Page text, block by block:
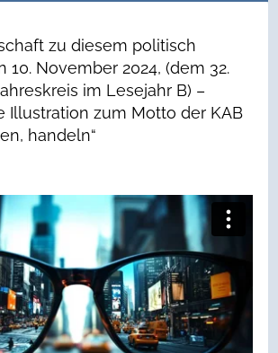
zu diesem politisch
November 2024, (dem 32.
im Lesejahr B) –
Illustration zum Motto der KAB
handeln“